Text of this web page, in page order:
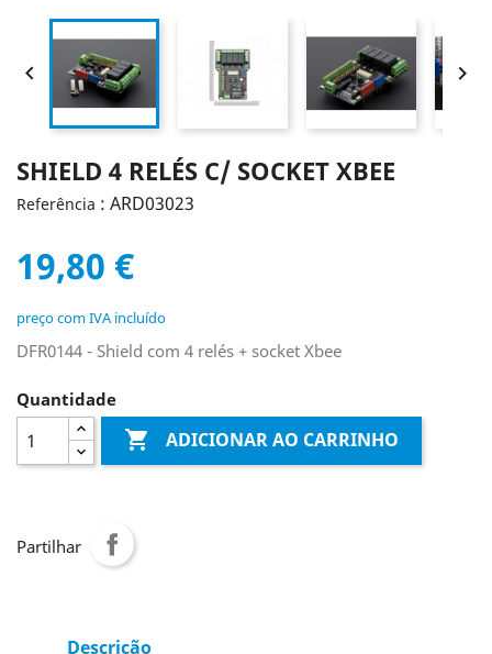
 
SHIELD 4 RELÉS C/ SOCKET XBEE
Referência : ARD03023
19,80 €
preço com IVA incluído
DFR0144 - Shield com 4 relés + socket Xbee
Quantidade
 ADICIONAR AO CARRINHO
Partilhar
Descrição